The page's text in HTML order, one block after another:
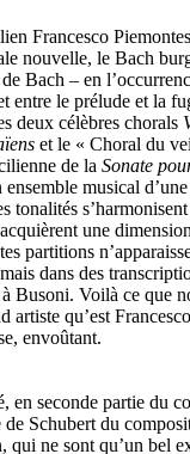
Francesco
nouvelle, le Bach
Bach – en
entre le prélude et la
deux célèbres chorals
et le « Choral du
de la Sonate
musical
tonalités
une
partitions
dans des
à Busoni. Voilà ce que
artiste qu’est Francesco
envoûtant.
en seconde partie du
Schubert du
qui ne sont qu’un bel